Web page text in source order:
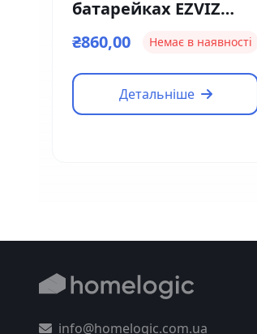
батарейках EZVIZ
Ezviz CS-CV316 (2мм)
₴860,00 Немає в наявності
Детальніше
info@homelogic.com.ua